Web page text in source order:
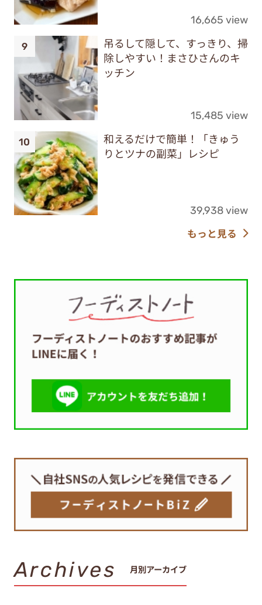
16,665 view
吊るして隠して、すっきり、掃
除しやすい！まさひさんのキ
ッチン
15,485 view
和えるだけで簡単！「きゅう
りとツナの副菜」レシピ
39,938 view
もっと見る
Archives 月別アーカイブ